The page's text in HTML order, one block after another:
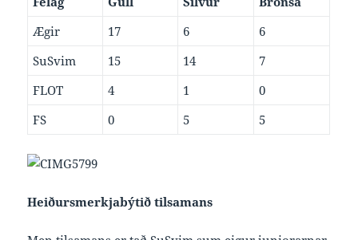
Ægir
17 6
6
SuSvim
15 14
7
FLOT
4 1
0
FS
0 5 5
Heiðursmerkjabýtið tilsamans